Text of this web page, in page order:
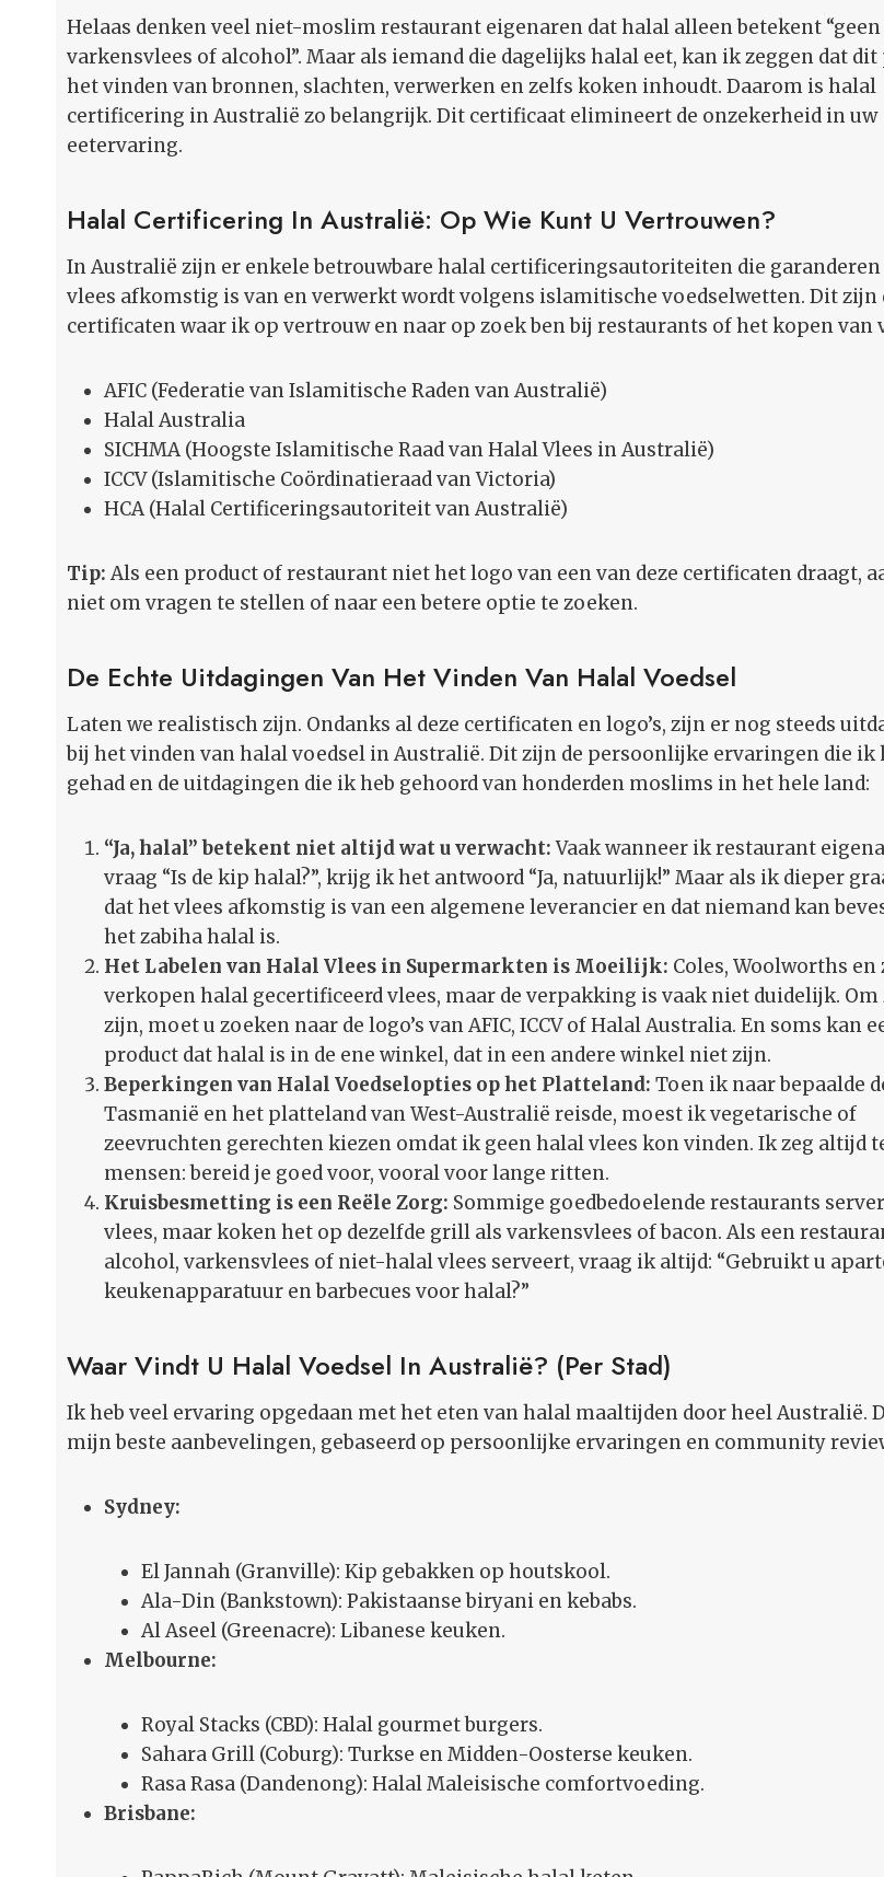
Helaas denken veel niet-moslim restaurant eigenaren dat halal alleen betekent “geen
varkensvlees of alcohol”. Maar als iemand die dagelijks halal eet, kan ik zeggen dat dit
het vinden van bronnen, slachten, verwerken en zelfs koken inhoudt. Daarom is halal
certificering in Australië zo belangrijk. Dit certificaat elimineert de onzekerheid in uw
eetervaring.
Halal Certificering In Australië: Op Wie Kunt U Vertrouwen?
In Australië zijn er enkele betrouwbare halal certificeringsautoriteiten die
vlees afkomstig is van en verwerkt wordt volgens islamitische voedselwetten. Dit zijn
certificaten waar ik op vertrouw en naar op zoek ben bij restaurants of het kopen van
AFIC (Federatie van Islamitische Raden van Australië)
Halal Australia
SICHMA (Hoogste Islamitische Raad van Halal Vlees in Australië)
ICCV (Islamitische Coördinatieraad van Victoria)
HCA (Halal Certificeringsautoriteit van Australië)
Tip: Als een product of restaurant niet het logo van een van deze certificaten draagt,
niet om vragen te stellen of naar een betere optie te zoeken.
De Echte Uitdagingen Van Het Vinden Van Halal Voedsel
Laten we realistisch zijn. Ondanks al deze certificaten en logo’s, zijn er nog steeds
bij het vinden van halal voedsel in Australië. Dit zijn de persoonlijke ervaringen die ik
gehad en de uitdagingen die ik heb gehoord van honderden moslims in het hele land:
“Ja, halal” betekent niet altijd wat u verwacht:Vaak wanneer ik restaurant
vraag “Is de kip halal?”, krijg ik het antwoord “Ja, natuurlijk!” Maar als ik dieper
dat het vlees afkomstig is van een algemene leverancier en dat niemand kan
het zabiha halal is.
Het Labelen van Halal Vlees in Supermarkten is Moeilijk: Coles, Woolworths en
verkopen halal gecertificeerd vlees, maar de verpakking is vaak niet duidelijk. Om
zijn, moet u zoeken naar de logo’s van AFIC, ICCV of Halal Australia. En soms kan
product dat halal is in de ene winkel, dat in een andere winkel niet zijn.
Beperkingen van Halal Voedselopties op het Platteland: Toen ik naar bepaalde
Tasmanië en het platteland van West-Australië reisde, moest ik vegetarische of
zeevruchten gerechten kiezen omdat ik geen halal vlees kon vinden. Ik zeg altijd
mensen: bereid je goed voor, vooral voor lange ritten.
Kruisbesmetting is een Reële Zorg: Sommige goedbedoelende restaurants
vlees, maar koken het op dezelfde grill als varkensvlees of bacon. Als een
alcohol, varkensvlees of niet-halal vlees serveert, vraag ik altijd: “Gebruikt u
keukenapparatuur en barbecues voor halal?”
Waar Vindt U Halal Voedsel In Australië? (Per Stad)
Ik heb veel ervaring opgedaan met het eten van halal maaltijden door heel Australië.
mijn beste aanbevelingen, gebaseerd op persoonlijke ervaringen en community
Sydney:
El Jannah (Granville): Kip gebakken op houtskool.
Ala-Din (Bankstown): Pakistaanse biryani en kebabs.
Al Aseel (Greenacre): Libanese keuken.
Melbourne:
Royal Stacks (CBD): Halal gourmet burgers.
Sahara Grill (Coburg): Turkse en Midden-Oosterse keuken.
Rasa Rasa (Dandenong): Halal Maleisische comfortvoeding.
Brisbane: